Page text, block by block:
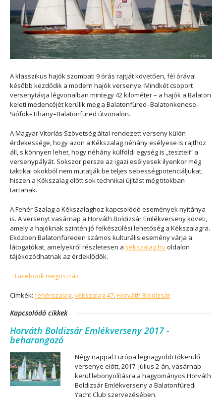
A klasszikus hajók szombati 9 órás rajtját követően, fél órával
később kezdődik a modern hajók versenye. Mindkét csoport
versenytávja légvonalban mintegy 42 kilométer – a hajók a Balaton
keleti medencéjét kerülik meg a Balatonfüred–Balatonkenese–
Siófok–Tihany–Balatonfüred útvonalon.
A Magyar Vitorlás Szövetség által rendezett verseny külön
érdekessége, hogy azon a Kékszalag néhány esélyese is rajthoz
áll, s könnyen lehet, hogy néhány külföldi egység is „teszteli” a
versenypályát. Sokszor persze az igazi esélyesek ilyenkor még
taktikai okokból nem mutatják be teljes sebességpotenciáljukat,
hiszen a Kékszalag előtt sok technikai újítást még titokban
tartanak.
A Fehér Szalag a Kékszalaghoz kapcsolódó események nyitánya
is. A versenyt vasárnap a Horváth Boldizsár Emlékverseny követi,
amely a hajóknak szintén jó felkészülési lehetőség a Kékszalagra.
Eközben Balatonfüreden számos kulturális esemény várja a
látogatókat, amelyekről részletesen a kekszalag.hu oldalon
tájékozódhatnak az érdeklődők.
Facebook megosztás
Címkék: fehérszalag,kékszalag 47,Horváth Boldizsár
Kapcsolódó cikkek
Horváth Boldizsár Emlékverseny 2017 -
beharangozó
Négy nappal Európa legnagyobb tókerülő
versenye előtt, 2017. július 2-án, vasárnap
kerül lebonyolításra a hagyományos Horváth
Boldizsár Emlékverseny a Balatonfüredi
Yacht Club szervezésében.